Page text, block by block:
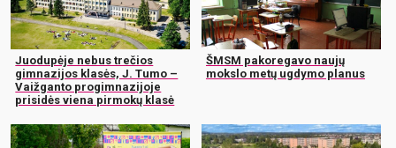
Juodupėje nebus trečios
gimnazijos klasės, J. Tumo –
Vaižganto progimnazijoje
prisidės viena pirmokų klasė
ŠMSM pakoregavo naujų
mokslo metų ugdymo planus